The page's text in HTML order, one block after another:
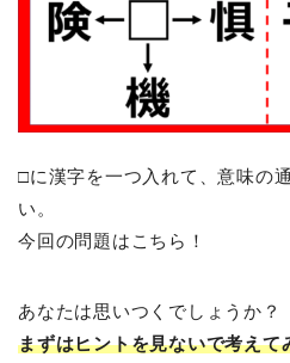
□に漢字を一つ入れて、意味の
い。
今回の問題はこちら！
あなたは思いつくでしょうか？
まずはヒントを見ないで考えて